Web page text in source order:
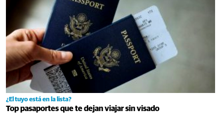
¿El tuyo está en la lista?
Top pasaportes que te dejan viajar sin visado